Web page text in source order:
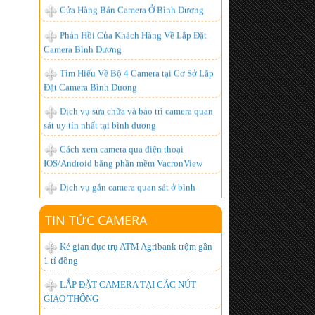
Camera Bình Dương
Tìm Hiểu Về Bộ 4 Camera tại Cơ Sở Lắp
Đặt Camera Bình Dương
Dịch vụ sửa chữa và bảo trì camera quan
sát uy tín nhất tại bình dương
Cách xem camera qua điện thoại
IOS/Android bằng phần mềm VacronView
Dịch vụ gắn camera quan sát ở bình
dương - uy tín, chất lượng cao
BỘ ĐÀM GIÁ RẺ, CHUYÊN DỤNG,
CHẤT LƯỢNG NHẤT HIỆN NAY
Lắp đặt camera giá bao nhiêu là hợp lý
nhất ?
Hơn 1.000 khách hàng đã trở thành
người tiêu dùng thông minh, còn bạn thì sao?
Lắp đặt camera quan sát góc rộng xem
TIN TỨC CAMERA
Kẻ gian đục trụ ATM Agribank trộm gần
1 tỉ đồng
LẮP ĐẶT CAMERA TẠI CÁC NÚT
GIAO THÔNG